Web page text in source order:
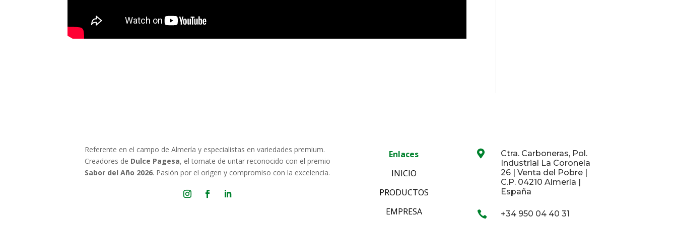
Referente en el campo de Almería y especialistas en variedades premium.
Creadores de Dulce Pagesa, el tomate de untar reconocido con el premio
Sabor del Año 2026. Pasión por el origen y compromiso con la excelencia.
Enlaces
INICIO
PRODUCTOS
EMPRESA

Ctra. Carboneras, Pol.
Industrial La Coronela
26 | Venta del Pobre |
C.P. 04210 Almería |
España
 +34 950 04 40 31